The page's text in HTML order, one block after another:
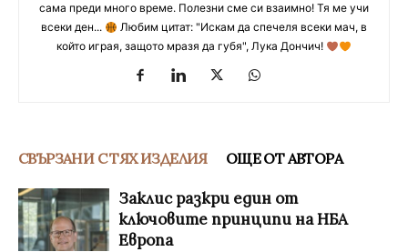
сама преди много време. Полезни сме си взаимно! Тя ме учи
всеки ден...
Любим цитат: "Искам да спечеля всеки мач, в
който играя, защото мразя да губя", Лука Дончич!
СВЪРЗАНИ С ТЯХ ИЗДЕЛИЯ ОЩЕ ОТ АВТОРА
Заклис разкри един от
ключовите принципи на НБА
Европа